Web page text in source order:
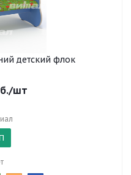
детский флок
/шт